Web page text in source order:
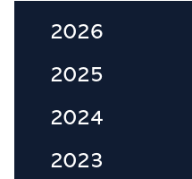
Ensisijainen
sivupalkki
2026
2025
2024
2023